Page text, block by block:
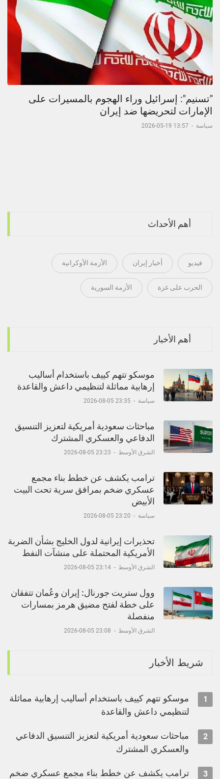
"تسنيم": إسرائيل وراء الهجوم بالمسيرات على
الإمارات لتحريضها ضد إيران
سياسة -
13:57 19-05-2026
أهم الأحداث
فيديو أخبار إيران الأزمة الأوكرانية
الحرب على غزة الأزمة السورية
أهم الأخبار
موسكو تتهم كييف باستخدام أساليب
إرهابية مماثلة لتنظيمي داعش والقاعدة
سياسة -
23:35 05-08-2026
مباحثات سعودية أمريكية لتعزيز التنسيق
الدفاعي والعسكري المشترك
الشرق الأوسط -
23:23 05-08-2026
ترامب يكشف عن خطط بناء مجمع
عسكري ضخم بمرافق سرية تحت البيت
الأبيض
سياسة -
23:20 05-08-2026
تحذيرات إيرانية لدول الخليج بشأن الضربة
الأمريكية المحتملة على منشآت النفط
الشرق الأوسط -
23:14 05-08-2026
وول ستريت جورنال: إيران وعُمان تتفقان
على خطة لفتح مضيق هرمز بمسارات
منفصلة
الشرق الأوسط -
23:08 05-08-2026
شريط الأخبار
1
موسكو تتهم كييف باستخدام أساليب إرهابية مماثلة
لتنظيمي داعش والقاعدة
2
مباحثات سعودية أمريكية لتعزيز التنسيق الدفاعي
والعسكري المشترك
3
ترامب يكشف عن خطط بناء مجمع عسكري ضخم